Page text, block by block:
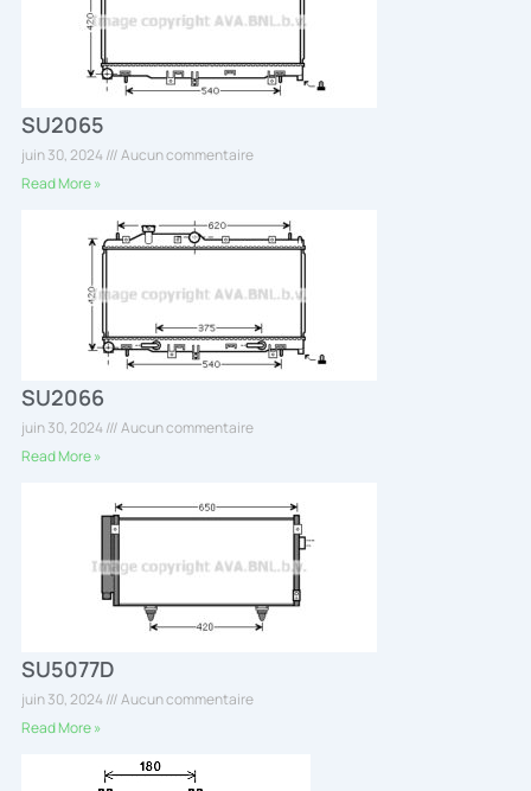
SU2065
juin 30, 2024
Aucun commentaire
Read More »
SU2066
juin 30, 2024
Aucun commentaire
Read More »
SU5077D
juin 30, 2024
Aucun commentaire
Read More »